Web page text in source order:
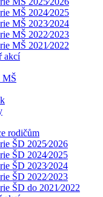
MŠ 2024⁄2025
MŠ 2023⁄2024
MŠ 2022⁄2023
MŠ 2021⁄2022
akcí
MŠ
rodičům
ŠD 2025⁄2026
ŠD 2024⁄2025
ŠD 2023⁄2024
ŠD 2022⁄2023
ŠD do 2021⁄2022